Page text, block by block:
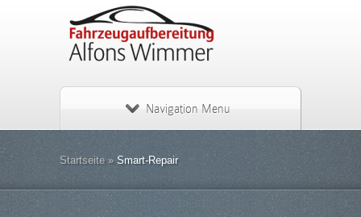
Navigation Menu
Startseite »Smart-Repair